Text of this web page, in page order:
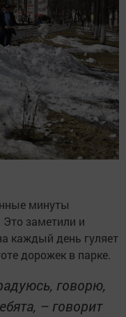
минуты
Это заметили и
каждый день гуляет
дорожек в парке.
говорю,
– говорит